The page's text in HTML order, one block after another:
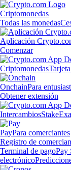
Criptomonedas
Todas las monedas
Aplicación
Comenzar
Criptomonedas
OnchainPara
Obtener extensión
IntercambiosStake
PayPara comerciantes
Registro de
Terminal de pagoPay
electrónico